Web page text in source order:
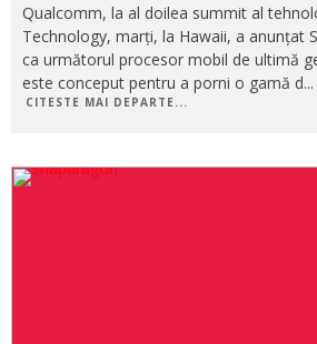
Qualcomm, la al doilea summit al
Technology, marți, la Hawaii, a anunțat
ca următorul procesor mobil de ultimă
este conceput pentru a porni o gamă d...
CITESTE MAI DEPARTE...